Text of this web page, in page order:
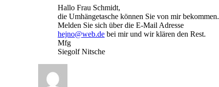
Hallo Frau Schmidt,
die Umhängetasche können Sie von mir bekommen.
Melden Sie sich über die E-Mail Adresse
hejno@web.de bei mir und wir klären den Rest.
Mfg
Siegolf Nitsche